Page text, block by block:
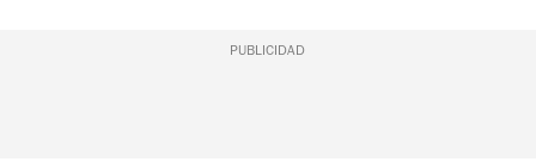
PUBLICIDAD